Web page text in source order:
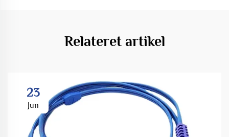
Relateret artikel
23
Jun